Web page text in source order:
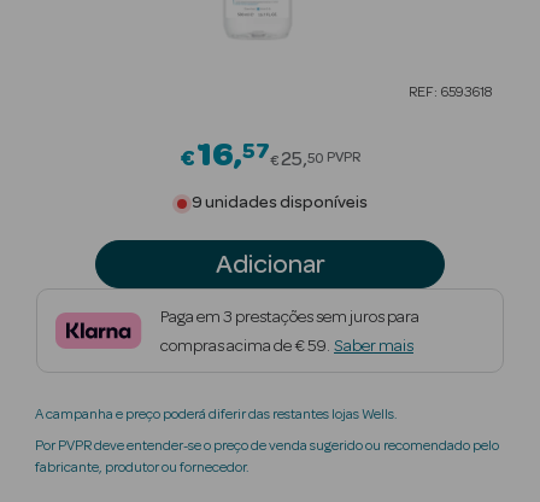
Beauty Season
Beauty Season
Nutricosmética
Perfumes
Beauty Season
REF: 6593618
€16 57Price reduced from
€25 50 PVPR
9 unidades disponíveis
Adicionar
Paga em 3 prestações sem juros para
compras acima de € 59. Saber mais
A campanha e preço poderá diferir das restantes lojas Wells.
Por PVPR deve entender-se o preço de venda sugerido ou recomendado pelo
fabricante, produtor ou fornecedor.